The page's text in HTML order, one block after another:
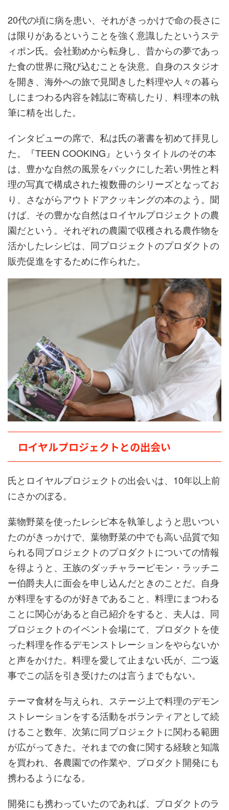
20代の頃に病を患い、それがきっかけで命の長さに
は限りがあるということを強く意識したというステ
ィポン氏。会社勤めから転身し、昔からの夢であっ
た食の世界に飛び込むことを決意。自身のスタジオ
を開き、海外への旅で見聞きした料理や人々の暮ら
しにまつわる内容を雑誌に寄稿したり、料理本の執
筆に精を出した。
インタビューの席で、私は氏の著書を初めて拝見し
た。『TEEN COOKING』というタイトルのその本
は、豊かな自然の風景をバックにした若い男性と料
理の写真で構成された複数冊のシリーズとなってお
り、さながらアウトドアクッキングの本のよう。聞
けば、その豊かな自然はロイヤルプロジェクトの農
園だという。それぞれの農園で収穫される農作物を
活かしたレシピは、同プロジェクトのプロダクトの
販売促進をするために作られた。
ロイヤルプロジェクトとの出会い
氏とロイヤルプロジェクトの出会いは、10年以上前
にさかのぼる。
葉物野菜を使ったレシピ本を執筆しようと思いつい
たのがきっかけで、葉物野菜の中でも高い品質で知
られる同プロジェクトのプロダクトについての情報
を得ようと、王族のダッチャラーピモン・ラッチニ
ー伯爵夫人に面会を申し込んだときのことだ。自身
が料理をするのが好きであること、料理にまつわる
ことに関心があると自己紹介をすると、夫人は、同
プロジェクトのイベント会場にて、プロダクトを使
った料理を作るデモンストレーションをやらないか
と声をかけた。料理を愛して止まない氏が、二つ返
事でこの話を引き受けたのは言うまでもない。
テーマ食材を与えられ、ステージ上で料理のデモン
ストレーションをする活動をボランティアとして続
けること数年、次第に同プロジェクトに関わる範囲
が広がってきた。それまでの食に関する経験と知識
を買われ、各農園での作業や、プロダクト開発にも
携わるようになる。
開発にも携わっていたのであれば、プロダクトのラ